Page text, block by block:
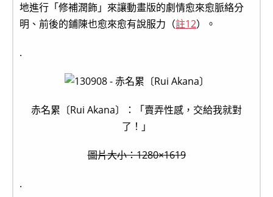
地進行「修補潤飾」來讓動畫版的劇情愈來愈脈絡分
明、前後的鋪陳也愈來愈有說服力（註12）。
.
赤名累〔Rui Akana〕：「賣弄性感，交給我就對
了！」
圖片大小：1280×1619
.